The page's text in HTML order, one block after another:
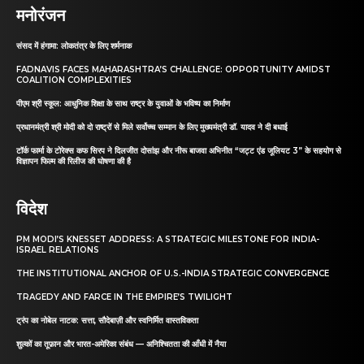
मनोरंजन
संसद में हंगामा: लोकतंत्र के लिए शर्मनाक
FADNAVIS FACES MAHARASHTRA’S CHALLENGE: OPPORTUNITY AMIDST
COALITION COMPLEXITIES
पीएम श्री स्कूल: आधुनिक शिक्षा के साथ राष्ट्र के युवाओं के भविष्य का निर्माण
प्रधानमंत्री श्री मोदी को दो राष्ट्रों से मिले सर्वोच्च सम्मान के लिए मुख्यमंत्री डॉ. यादव ने दी बधाई
टॉर्क फार्मा के टोरेक्स कफ सिरप ने दिलजीत दोसांझ और नीरू बाजवा अभिनीत “जट्ट एंड जूलियट 3” के सहयोग से
विज्ञापन फिल्म की रिलीज की घोषणा की है
विदेश
PM MODI’S KNESSET ADDRESS: A STRATEGIC MILESTONE FOR INDIA-
ISRAEL RELATIONS
THE INSTITUTIONAL ANCHOR OF U.S.-INDIA STRATEGIC CONVERGENCE
TRAGEDY AND FARCE IN THE EMPIRE’S TWILIGHT
ट्रंप का नोबेल नाटक: सत्ता, सौदेबाज़ी और स्वनिर्मित वास्तविकता
शुल्कों का तूफ़ान और भारत-अमेरिका संबंध — अनिश्चितता की आँधी में नैया